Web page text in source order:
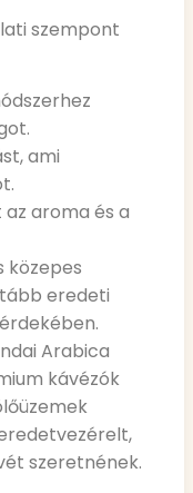
szempont
ami
aroma és a
közepes
eredeti
Arabica
kávézók
szeretnének.